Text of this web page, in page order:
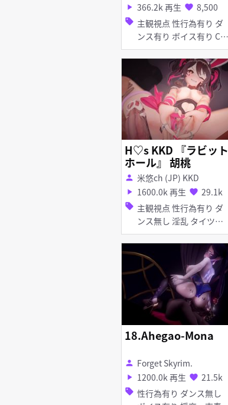
play_arrow 366.2k 再生 favorite 8,500
sell 主観視点 性行為有り ダ
ンス有り ボイス有り Cho
colate Cream おねショ
タ 淫乱 巨乳 タイツ・ス
トッキング 女性上位
H♡s KKD 『ラビット
ホール』 胡桃
person 米悠ch (JP) KKD
play_arrow 1600.0k 再生 favorite 29.1k
sell 主観視点 性行為有り ダ
ンス無し 淫乱 タイツ・
ストッキング バニーガー
ル
18.Ahegao-Mona
person Forget Skyrim.
play_arrow 1200.0k 再生 favorite 21.5k
sell 性行為有り ダンス無し